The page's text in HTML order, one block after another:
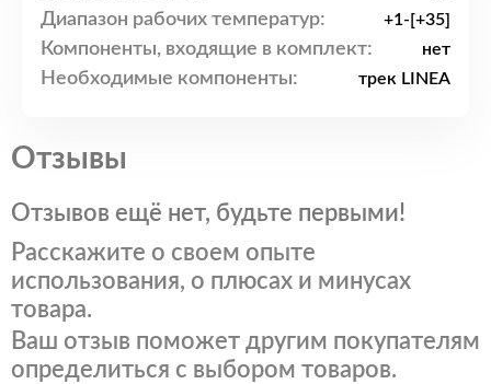
Диапазон рабочих температур: +1-[+35]
Компоненты, входящие в комплект: нет
Необходимые компоненты: трек LINEA
Отзывы
Отзывов ещё нет, будьте первыми!
Расскажите о своем опыте
использования, о плюсах и минусах
товара.
Ваш отзыв поможет другим покупателям
определиться с выбором товаров.